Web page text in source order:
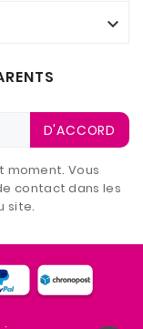

D'ACCORD
moment. Vous
contact dans les
site.